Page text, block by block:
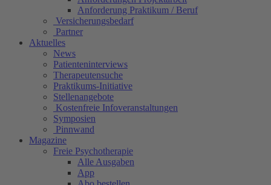
Anforderung Praktikum / Beruf
Versicherungsbedarf
Partner
Aktuelles
News
Patienteninterviews
Therapeutensuche
Praktikums-Initiative
Stellenangebote
Kostenfreie Infoveranstaltungen
Symposien
Pinnwand
Magazine
Freie Psychotherapie
Alle Ausgaben
App